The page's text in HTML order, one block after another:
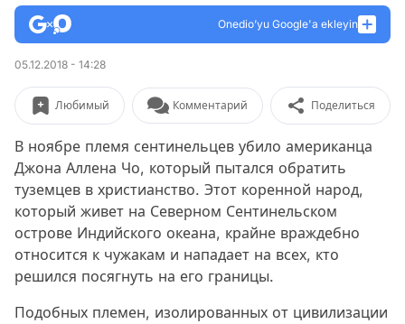
Onedio’yu Google'a ekleyin
05.12.2018 - 14:28
Любимый Комментарий Поделиться
В ноябре племя сентинельцев убило американца
Джона Аллена Чо, который пытался обратить
туземцев в христианство. Этот коренной народ,
который живет на Северном Сентинельском
острове Индийского океана, крайне враждебно
относится к чужакам и нападает на всех, кто
решился посягнуть на его границы.
Подобных племен, изолированных от цивилизации